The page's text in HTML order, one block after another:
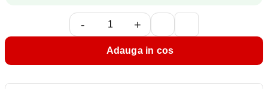
- +
Adauga in cos